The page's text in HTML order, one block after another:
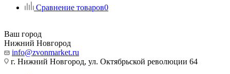
Сравнение товаров0
Ваш город
Нижний Новгород
info@zvonmarket.ru
г. Нижний Новгород, ул. Октябрьской революции 64